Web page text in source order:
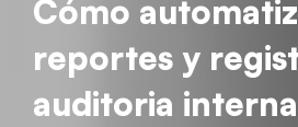
Cómo
reportes y
auditoria